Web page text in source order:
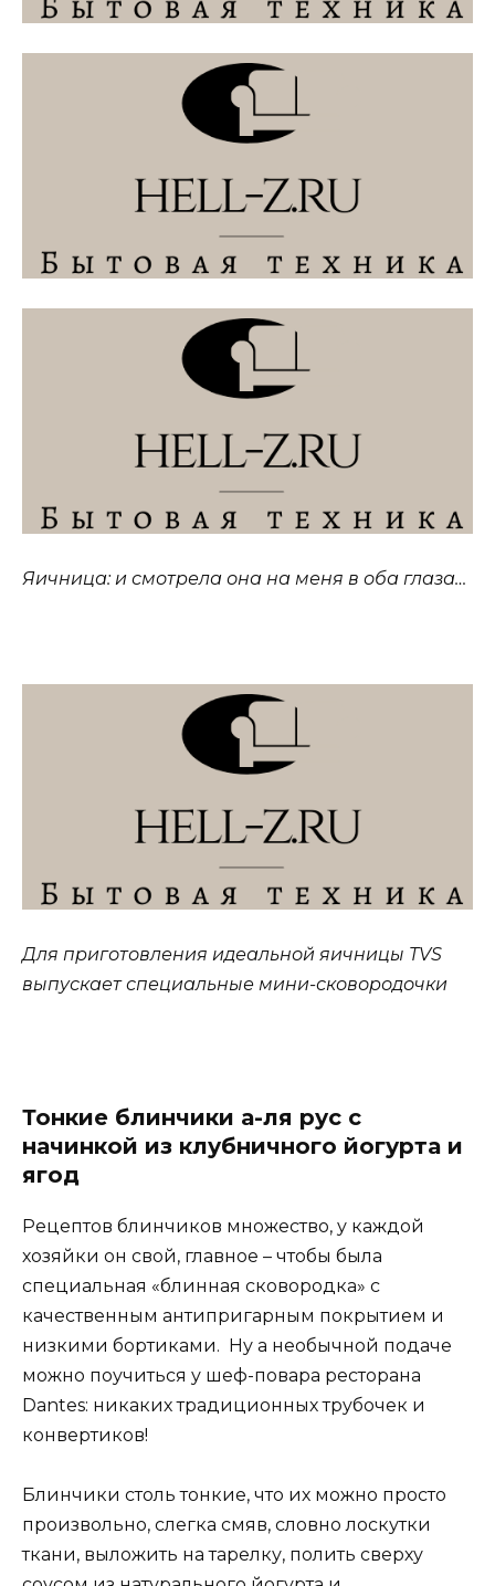
Яичница: и смотрела она на меня в оба глаза…
Для приготовления идеальной яичницы TVS
выпускает специальные мини-сковородочки
Тонкие блинчики а-ля рус с
начинкой из клубничного йогурта и
ягод
Рецептов блинчиков множество, у каждой
хозяйки он свой, главное – чтобы была
специальная «блинная сковородка» с
качественным антипригарным покрытием и
низкими бортиками. Ну а необычной подаче
можно поучиться у шеф-повара ресторана
Dantes: никаких традиционных трубочек и
конвертиков!
Блинчики столь тонкие, что их можно просто
произвольно, слегка смяв, словно лоскутки
ткани, выложить на тарелку, полить сверху